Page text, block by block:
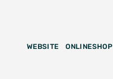
WEBSITE ONLINESHOP